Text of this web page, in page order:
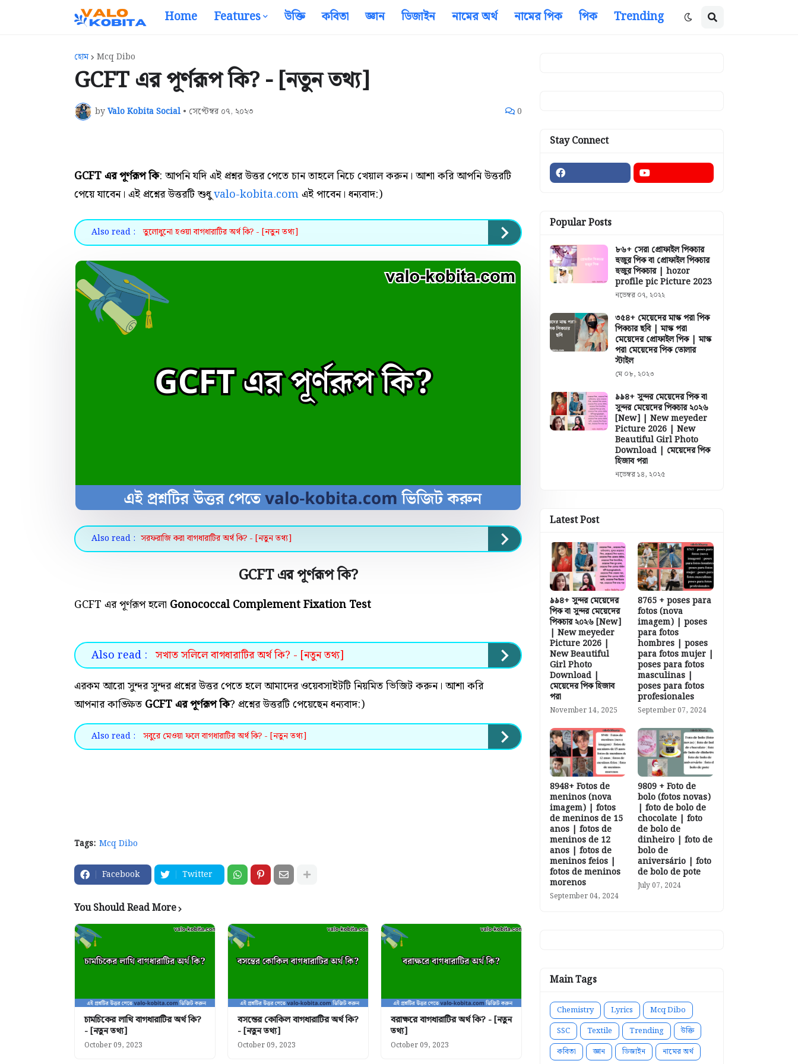
Home Features উক্তি কবিতা জ্ঞান ডিজাইন নামের অর্থ নামের পিক পিক Trending
হোম Mcq Dibo
GCFT এর পূর্ণরূপ কি? - [নতুন তথ্য]
byValo Kobita Social • সেপ্টেম্বর ০৭, ২০২৩ 0
GCFT এর পূর্ণরূপ কি: আপনি যদি এই প্রশ্নর উত্তর পেতে চান তাহলে নিচে খেয়াল করুন। আশা করি আপনি উত্তরটি
পেয়ে যাবেন। এই প্রশ্নের উত্তরটি শুধুvalo-kobita.comএই পাবেন। ধন্যবাদ:)
Also read : তুলোধুনো হওয়া বাগধারাটির অর্থ কি? - [নতুন তথ্য]
Also read : সরফরাজি করা বাগধারাটির অর্থ কি? - [নতুন তথ্য]
GCFT এর পূর্ণরূপ কি?
GCFT এর পূর্ণরূপ হলো Gonococcal Complement Fixation Test
Also read : সখাত সলিলে বাগধারাটির অর্থ কি? - [নতুন তথ্য]
এরকম আরো সুন্দর সুন্দর প্রশ্নের উত্তর পেতে হলে আমাদের ওয়েবসাইটটি নিয়মিত ভিজিট করুন। আশা করি
আপনার কাঙ্ক্ষিতGCFT এর পূর্ণরূপ কি? প্রশ্নের উত্তরটি পেয়েছেন ধন্যবাদ:)
Also read : সবুরে মেওয়া ফলে বাগধারাটির অর্থ কি? - [নতুন তথ্য]
Tags: Mcq Dibo
Facebook Twitter
You Should Read More
চামচিকের লাথি বাগধারাটির অর্থ কি?
- [নতুন তথ্য]
October 09, 2023
বসন্তের কোকিল বাগধারাটির অর্থ কি?
- [নতুন তথ্য]
October 09, 2023
বরাক্ষরে বাগধারাটির অর্থ কি? - [নতুন
তথ্য]
October 09, 2023
Stay Connect
Popular Posts
৮৬+ সেরা প্রোফাইল পিকচার
হুজুর পিক বা প্রোফাইল পিকচার
হুজুর পিকচার | hozor
profile pic Picture 2023
নভেম্বর ০৭, ২০২২
৩৫৪+ মেয়েদের মাস্ক পরা পিক
পিকচার ছবি | মাস্ক পরা
মেয়েদের প্রোফাইল পিক | মাস্ক
পরা মেয়েদের পিক তোলার
স্টাইল
মে ০৮, ২০২৩
৯৯৪+ সুন্দর মেয়েদের পিক বা
সুন্দর মেয়েদের পিকচার ২০২৬
[New] | New meyeder
Picture 2026 | New
Beautiful Girl Photo
Download | মেয়েদের পিক
হিজাব পরা
নভেম্বর ১৪, ২০২৫
Latest Post
৯৯৪+ সুন্দর মেয়েদের
পিক বা সুন্দর মেয়েদের
পিকচার ২০২৬ [New]
| New meyeder
Picture 2026 |
New Beautiful
Girl Photo
Download |
মেয়েদের পিক হিজাব
পরা
November 14, 2025
8765 + poses para
fotos (nova
imagem) | poses
para fotos
hombres | poses
para fotos mujer |
poses para fotos
masculinas |
poses para fotos
profesionales
September 07, 2024
8948+ Fotos de
meninos (nova
imagem) | fotos
de meninos de 15
anos | fotos de
meninos de 12
anos | fotos de
meninos feios |
fotos de meninos
morenos
September 04, 2024
9809 + Foto de
bolo (fotos novas)
| foto de bolo de
chocolate | foto
de bolo de
dinheiro | foto de
bolo de
aniversário | foto
de bolo de pote
July 07, 2024
Main Tags
Chemistry Lyrics
Mcq Dibo
SSC
Textile Trending
উক্তি
কবিতা
জ্ঞান ডিজাইন নামের অর্থ